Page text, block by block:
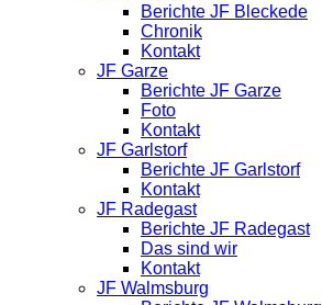
Berichte JF Bleckede
Chronik
Kontakt
JF Garze
Berichte JF Garze
Foto
Kontakt
JF Garlstorf
Berichte JF Garlstorf
Kontakt
JF Radegast
Berichte JF Radegast
Das sind wir
Kontakt
JF Walmsburg